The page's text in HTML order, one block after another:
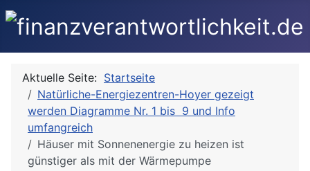
Aktuelle Seite: Startseite
Natürliche-Energiezentren-Hoyer gezeigt
werden Diagramme Nr. 1 bis 9 und Info
umfangreich
Häuser mit Sonnenenergie zu heizen ist
günstiger als mit der Wärmepumpe